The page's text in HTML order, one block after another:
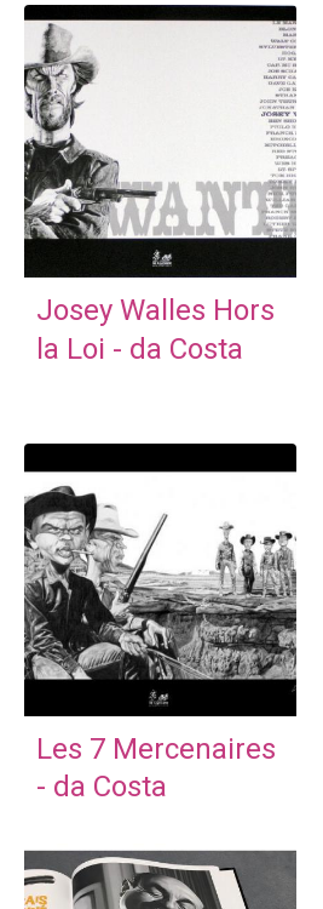
Josey Walles Hors
la Loi - da Costa
Les 7 Mercenaires
- da Costa